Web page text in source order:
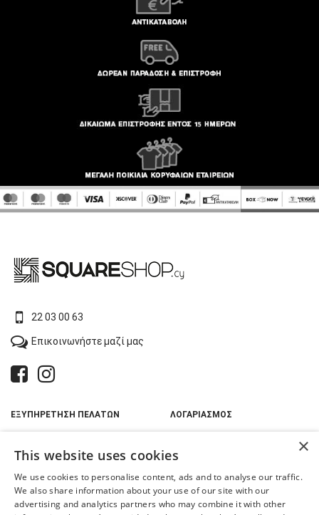
22 03 00 63
Επικοινωνήστε μαζί μας
ΕΞΥΠΗΡΕΤΗΣΗ ΠΕΛΑΤΩΝ
Πληροφορίες Αποστολών &
Παραλαβή με BOX NOW
Επιστροφές & Αλλαγές
ΛΟΓΑΡΙΑΣΜΟΣ
Παραγγελίες
Αγαπημένα
×
This website uses cookies
We use cookies to personalise content, ads and to analyse our traffic.
We also share information about your use of our site with our
advertising and analytics partners who may combine it with other